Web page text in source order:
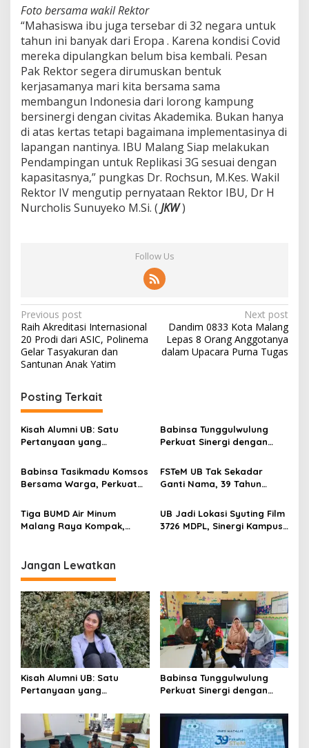
Foto bersama wakil Rektor
“Mahasiswa ibu juga tersebar di 32 negara untuk
tahun ini banyak dari Eropa . Karena kondisi Covid
mereka dipulangkan belum bisa kembali. Pesan
Pak Rektor segera dirumuskan bentuk
kerjasamanya mari kita bersama sama
membangun Indonesia dari lorong kampung
bersinergi dengan civitas Akademika. Bukan hanya
di atas kertas tetapi bagaimana implementasinya di
lapangan nantinya. IBU Malang Siap melakukan
Pendampingan untuk Replikasi 3G sesuai dengan
kapasitasnya,” pungkas Dr. Rochsun, M.Kes. Wakil
Rektor IV mengutip pernyataan Rektor IBU, Dr H
Nurcholis Sunuyeko M.Si. ( JKW)
Follow Us
P
o
s
t
n
a
v
i
g
a
t
i
n
Previous post
Raih Akreditasi Internasional
20 Prodi dari ASIC, Polinema
Gelar Tasyakuran dan
Santunan Anak Yatim
Next post
Dandim 0833 Kota Malang
Lepas 8 Orang Anggotanya
dalam Upacara Purna Tugas
Posting Terkait
Kisah Alumni UB: Satu
Pertanyaan yang
Babinsa Tunggulwulung
Perkuat Sinergi dengan
Aman dan Kondusif
Babinsa Tasikmadu Komsos
Bersama Warga, Perkuat
Kondusivitas Wilayah
FSTeM UB Tak Sekadar
Ganti Nama, 39 Tahun
Trendsetter Sains dan
Teknologi
Tiga BUMD Air Minum
Malang Raya Kompak,
UB Jadi Lokasi Syuting Film
3726 MDPL, Sinergi Kampus
Jangan Lewatkan
Kisah Alumni UB: Satu
Pertanyaan yang
Babinsa Tunggulwulung
Perkuat Sinergi dengan
Aman dan Kondusif